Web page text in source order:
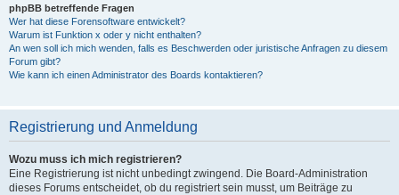
phpBB betreffende Fragen
Wer hat diese Forensoftware entwickelt?
Warum ist Funktion x oder y nicht enthalten?
An wen soll ich mich wenden, falls es Beschwerden oder juristische Anfragen zu diesem
Forum gibt?
Wie kann ich einen Administrator des Boards kontaktieren?
Registrierung und Anmeldung
Wozu muss ich mich registrieren?
Eine Registrierung ist nicht unbedingt zwingend. Die Board-Administration
dieses Forums entscheidet, ob du registriert sein musst, um Beiträge zu